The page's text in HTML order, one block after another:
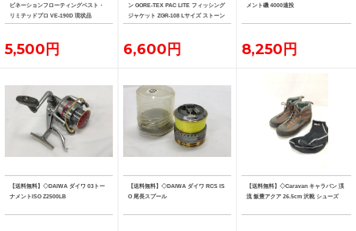
ビネーションフローティングベスト・
リミテッドプロ VE-190D 現状品
5,500円
ン GORE-TEX PAC LITE フィッシング
ジャケット ZGR-108 Lサイズ ストーン
系カラー
6,600円
メント磯 4000遠投
8,250円
【送料無料】◇DAIWA ダイワ 03トー
ナメントISO Z2500LB
【送料無料】◇DAIWA ダイワ RCS IS
O 尾長スプール
【送料無料】◇Caravan キャラバン 渓
流 飯豊アクア 26.5cm 沢靴 シューズ